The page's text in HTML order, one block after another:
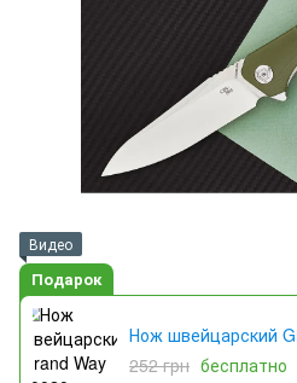
Видео
Подарок
Нож швейцарский
252 грн бесплатно